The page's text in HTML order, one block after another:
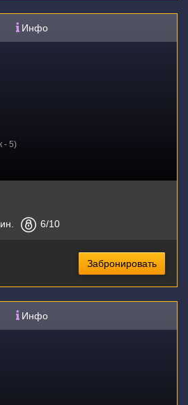
Инфо
- 5)
6/10
Забронировать
Инфо